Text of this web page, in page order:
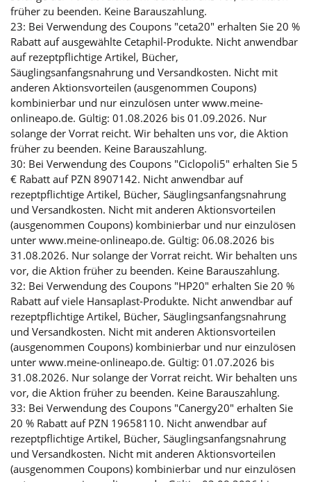
früher zu beenden. Keine Barauszahlung.
23: Bei Verwendung des Coupons "ceta20" erhalten Sie 20 %
Rabatt auf ausgewählte Cetaphil-Produkte. Nicht anwendbar
auf rezeptpflichtige Artikel, Bücher,
Säuglingsanfangsnahrung und Versandkosten. Nicht mit
anderen Aktionsvorteilen (ausgenommen Coupons)
kombinierbar und nur einzulösen unter www.meine-
onlineapo.de. Gültig: 01.08.2026 bis 01.09.2026. Nur
solange der Vorrat reicht. Wir behalten uns vor, die Aktion
früher zu beenden. Keine Barauszahlung.
30: Bei Verwendung des Coupons "Ciclopoli5" erhalten Sie 5
€ Rabatt auf PZN 8907142. Nicht anwendbar auf
rezeptpflichtige Artikel, Bücher, Säuglingsanfangsnahrung
und Versandkosten. Nicht mit anderen Aktionsvorteilen
(ausgenommen Coupons) kombinierbar und nur einzulösen
unter www.meine-onlineapo.de. Gültig: 06.08.2026 bis
31.08.2026. Nur solange der Vorrat reicht. Wir behalten uns
vor, die Aktion früher zu beenden. Keine Barauszahlung.
32: Bei Verwendung des Coupons "HP20" erhalten Sie 20 %
Rabatt auf viele Hansaplast-Produkte. Nicht anwendbar auf
rezeptpflichtige Artikel, Bücher, Säuglingsanfangsnahrung
und Versandkosten. Nicht mit anderen Aktionsvorteilen
(ausgenommen Coupons) kombinierbar und nur einzulösen
unter www.meine-onlineapo.de. Gültig: 01.07.2026 bis
31.08.2026. Nur solange der Vorrat reicht. Wir behalten uns
vor, die Aktion früher zu beenden. Keine Barauszahlung.
33: Bei Verwendung des Coupons "Canergy20" erhalten Sie
20 % Rabatt auf PZN 19658110. Nicht anwendbar auf
rezeptpflichtige Artikel, Bücher, Säuglingsanfangsnahrung
und Versandkosten. Nicht mit anderen Aktionsvorteilen
(ausgenommen Coupons) kombinierbar und nur einzulösen